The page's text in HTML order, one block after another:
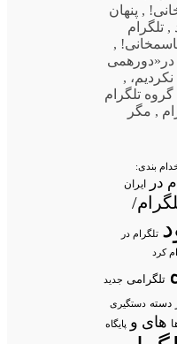
, پنهان
, تلگرام
,
در«دورهمی
,
گروه تلگرام
, مگر
بندی:
در ایران
تلگرام در
کرد
تلگرامی جدید
دسته دستگیری
های و پایگاه